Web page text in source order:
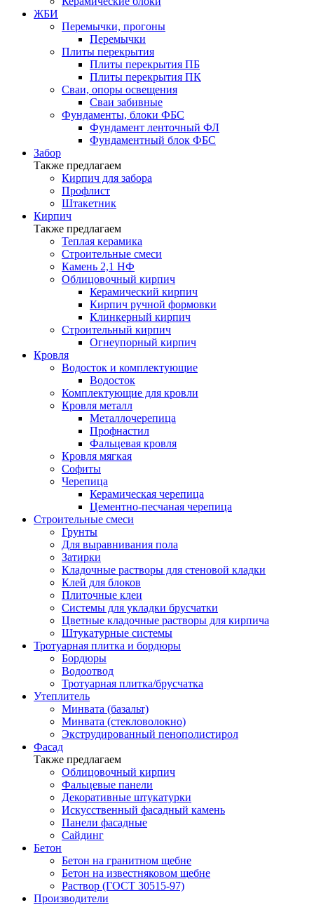
ЖБИ
Перемычки, прогоны
Перемычки
Плиты перекрытия
Плиты перекрытия ПБ
Плиты перекрытия ПК
Сваи, опоры освещения
Сваи забивные
Фундаменты, блоки ФБС
Фундамент ленточный ФЛ
Фундаментный блок ФБС
Забор
Также предлагаем
Кирпич для забора
Профлист
Штакетник
Кирпич
Также предлагаем
Теплая керамика
Строительные смеси
Камень 2,1 НФ
Облицовочный кирпич
Керамический кирпич
Кирпич ручной формовки
Клинкерный кирпич
Строительный кирпич
Огнеупорный кирпич
Кровля
Водосток и комплектующие
Водосток
Комплектующие для кровли
Кровля металл
Металлочерепица
Профнастил
Фальцевая кровля
Кровля мягкая
Софиты
Черепица
Керамическая черепица
Цементно-песчаная черепица
Строительные смеси
Грунты
Для выравнивания пола
Затирки
Кладочные растворы для стеновой кладки
Клей для блоков
Плиточные клеи
Системы для укладки брусчатки
Цветные кладочные растворы для кирпича
Штукатурные системы
Тротуарная плитка и бордюры
Бордюры
Водоотвод
Тротуарная плитка/брусчатка
Утеплитель
Минвата (базальт)
Минвата (стекловолокно)
Экструдированный пенополистирол
Фасад
Также предлагаем
Облицовочный кирпич
Фальцевые панели
Декоративные штукатурки
Искусственный фасадный камень
Панели фасадные
Сайдинг
Бетон
Бетон на гранитном щебне
Бетон на известняковом щебне
Раствор (ГОСТ 30515-97)
Производители